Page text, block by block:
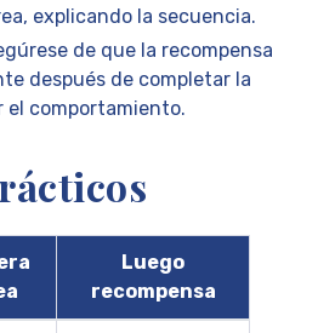
explicando la secuencia.
de que la recompensa
después de completar la
el comportamiento.
Luego
recompensa